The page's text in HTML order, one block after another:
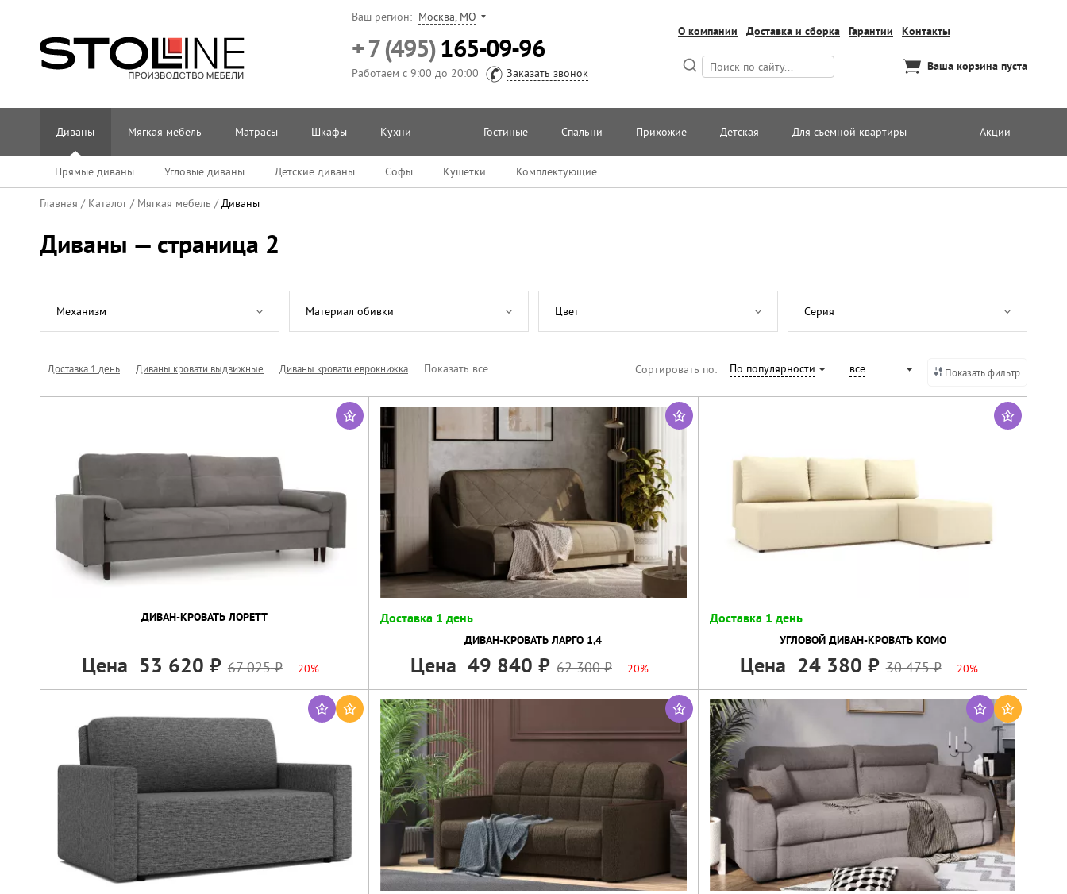
Ваш регион: Москва, МО
+ 7 (495)165-09-96
Работаем с 9:00 до 20:00 Заказать звонок
О компании Доставка и сборка Гарантии Контакты
Ваша корзина пуста
Диваны Мягкая мебель Матрасы Шкафы Кухни Гостиные Спальни Прихожие Детская Для съемной квартиры Акции
Прямые диваны Угловые диваны Детские диваны Софы Кушетки Комплектующие
Главная / Каталог/ Мягкая мебель /Диваны
Диваны — страница 2
Механизм Материал обивки Цвет Серия
Доставка 1 день Диваны кровати выдвижные Диваны кровати еврокнижка Показать все Сортировать по: По популярности все Показать фильтр
ДИВАН-КРОВАТЬ ЛОРЕТТ
Цена 53 620 67 025 -20%
Доставка 1 день
ДИВАН-КРОВАТЬ ЛАРГО 1,4
Цена 49 840 62 300 -20%
Доставка 1 день
УГЛОВОЙ ДИВАН-КРОВАТЬ КОМО
Цена 24 380 30 475 -20%